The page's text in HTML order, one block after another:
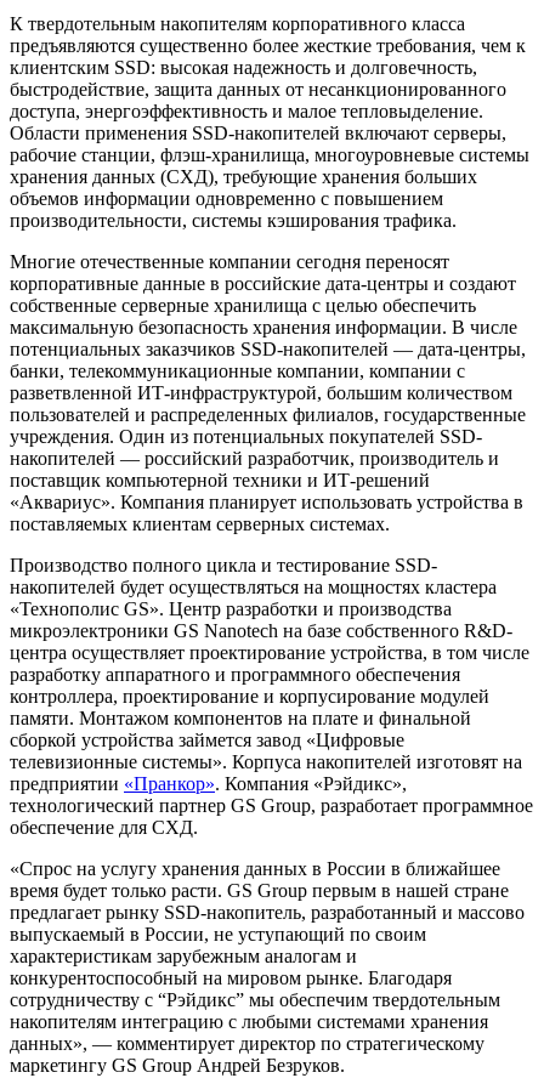
К твердотельным накопителям корпоративного класса
предъявляются существенно более жесткие требования, чем к
клиентским SSD: высокая надежность и долговечность,
быстродействие, защита данных от несанкционированного
доступа, энергоэффективность и малое тепловыделение.
Области применения SSD-накопителей включают серверы,
рабочие станции, флэш-хранилища, многоуровневые системы
хранения данных (СХД), требующие хранения больших
объемов информации одновременно с повышением
производительности, системы кэширования трафика.
Многие отечественные компании сегодня переносят
корпоративные данные в российские дата-центры и создают
собственные серверные хранилища с целью обеспечить
максимальную безопасность хранения информации. В числе
потенциальных заказчиков SSD-накопителей — дата-центры,
банки, телекоммуникационные компании, компании с
разветвленной ИТ-инфраструктурой, большим количеством
пользователей и распределенных филиалов, государственные
учреждения. Один из потенциальных покупателей SSD-
накопителей — российский разработчик, производитель и
поставщик компьютерной техники и ИТ-решений
«Аквариус». Компания планирует использовать устройства в
поставляемых клиентам серверных системах.
Производство полного цикла и тестирование SSD-
накопителей будет осуществляться на мощностях кластера
«Технополис GS». Центр разработки и производства
микроэлектроники GS Nanotech на базе собственного R&D-
центра осуществляет проектирование устройства, в том числе
разработку аппаратного и программного обеспечения
контроллера, проектирование и корпусирование модулей
памяти. Монтажом компонентов на плате и финальной
сборкой устройства займется завод «Цифровые
телевизионные системы». Корпуса накопителей изготовят на
предприятии «Пранкор». Компания «Рэйдикс»,
технологический партнер GS Group, разработает программное
обеспечение для СХД.
«Спрос на услугу хранения данных в России в ближайшее
время будет только расти. GS Group первым в нашей стране
предлагает рынку SSD-накопитель, разработанный и массово
выпускаемый в России, не уступающий по своим
характеристикам зарубежным аналогам и
конкурентоспособный на мировом рынке. Благодаря
сотрудничеству с “Рэйдикс” мы обеспечим твердотельным
накопителям интеграцию с любыми системами хранения
данных», — комментирует директор по стратегическому
маркетингу GS Group Андрей Безруков.